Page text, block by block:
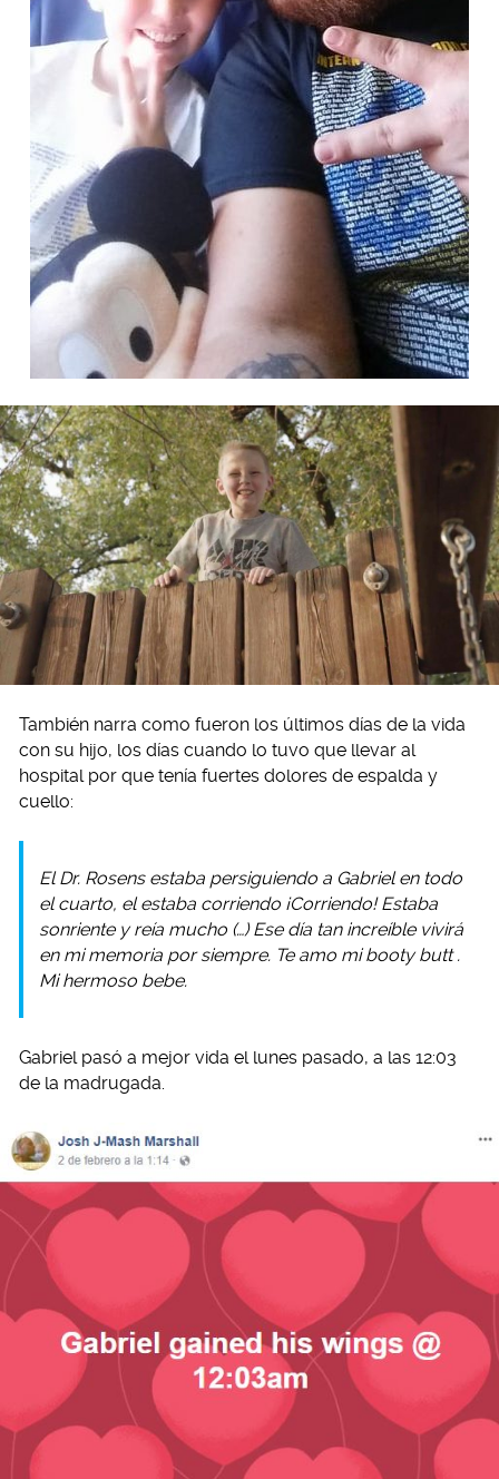
También narra como fueron los últimos días de la vida
con su hijo, los días cuando lo tuvo que llevar al
hospital por que tenía fuertes dolores de espalda y
cuello:
El Dr. Rosens estaba persiguiendo a Gabriel en todo
el cuarto, el estaba corriendo ¡Corriendo! Estaba
sonriente y reía mucho (…) Ese día tan increíble vivirá
en mi memoria por siempre. Te amo mibooty butt .
Mi hermoso bebe.
Gabriel pasó a mejor vida el lunes pasado, a las 12:03
de la madrugada.